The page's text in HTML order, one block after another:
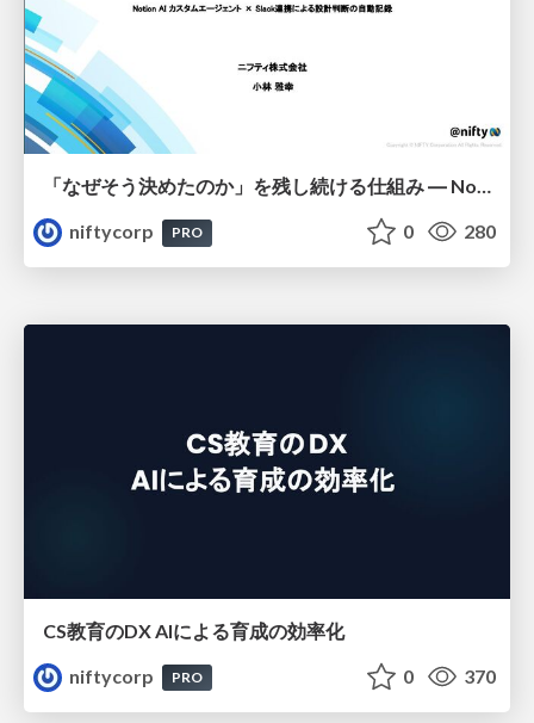
「なぜそう決めたのか」を残し続ける仕組み ― Notion AI カスタムエージェント × Slack連携による設計判断の自動記録 - NIKKEI Tech Talk #47
niftycorp
PRO 0 280
CS教育のDX AIによる育成の効率化
niftycorp
PRO 0 370